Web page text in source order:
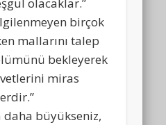
birçok
mallarını talep
bekleyerek
miras
daha büyükseniz,